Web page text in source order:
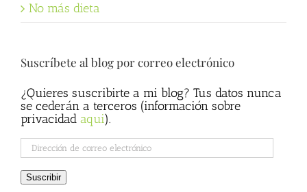
No más dieta
Suscríbete al blog por correo electrónico
¿Quieres suscribirte a mi blog? Tus datos nunca
se cederán a terceros (información sobre
privacidad aqui).
Dirección
de
correo
electrónico
Suscribir